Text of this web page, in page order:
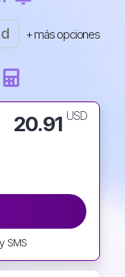
+ más opciones
20.91 USD
SMS